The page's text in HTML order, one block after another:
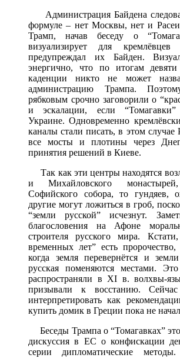
Администрация Байдена
формуле – нет Москвы, нет и
Трамп, начав беседу о
визуализирует для
предупреждал их Байден.
энергично, что по итогам
каденции никто не может
администрацию Трампа.
рябковым срочно заговорили о
и эскалации, если
Украине. Одновременно
каналы стали писать, в этом
все мосты и плотины через
принятия решений в Киеве.
Так как эти центры находятся
и Михайловского
Софийского собора, то гундяев,
другие могут ложиться в гроб,
“земли русской” исчезнут.
благословения на Афоне
строителя русского мира.
временных лет” есть
когда земля перевернётся и
русская поменяются местами. Это
распространяли в XI в. волхвы-
призывали к восстанию.
интерпретировать как
купить домик в Греции пока не
Беседы Трампа о “Томагавках”
дискуссия в ЕС о конфискации
серии дипломатические